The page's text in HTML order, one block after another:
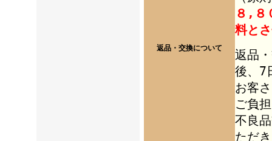
８,８
料と
返品・交換について
返品
後、7
お客
ご負
不良
ただ